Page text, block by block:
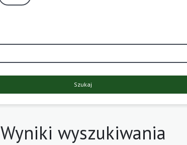
Szukaj
Wyniki wyszukiwania